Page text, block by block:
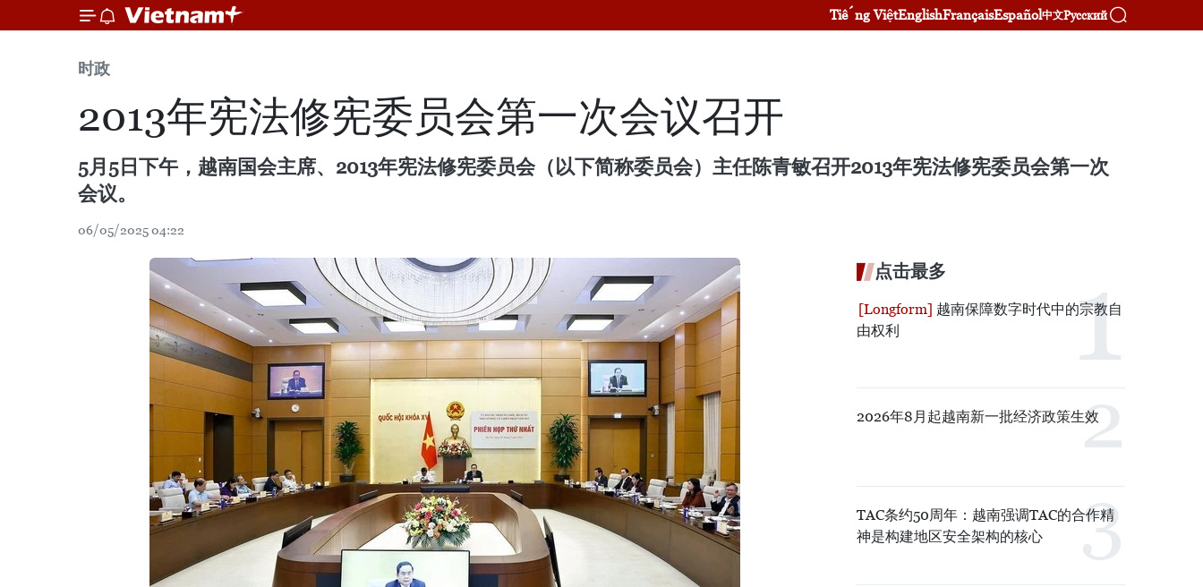
Tiếng ViệtEnglishFrançaisEspañol中文Русский
时政
2013年宪法修宪委员会第一次会议召开
5月5日下午，越南国会主席、2013年宪法修宪委员会（以下简称委员会）主任陈青敏召开2013年宪法修宪委员会第一次
会议。
06/05/2025 04:22
点击最多
越南保障数字时代中的宗教自
由权利
2026年8月起越南新一批经济政策生效
TAC条约50周年：越南强调TAC的合作精
神是构建地区安全架构的核心